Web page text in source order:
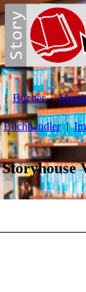
Bücher Musik
Buchhändler
Storyhouse